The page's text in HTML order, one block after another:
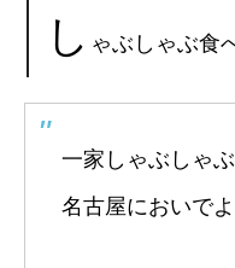
し ゃぶしゃぶ食
一家しゃぶしゃ
名古屋においでよ